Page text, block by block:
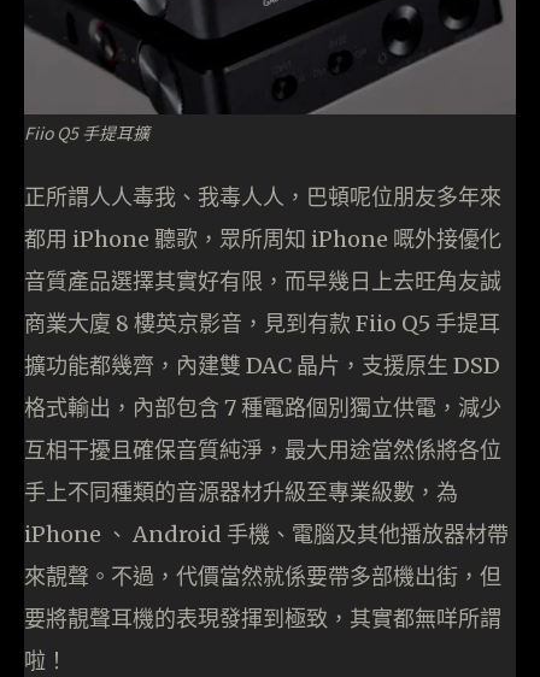
Fiio Q5 手提耳擴
正所謂人人毒我、我毒人人，巴頓呢位朋友多年來
都用 iPhone 聽歌，眾所周知 iPhone 嘅外接優化
音質產品選擇其實好有限，而早幾日上去旺角友誠
商業大廈 8 樓英京影音，見到有款 Fiio Q5 手提耳
擴功能都幾齊，內建雙 DAC 晶片，支援原生 DSD
格式輸出，內部包含 7 種電路個別獨立供電，減少
互相干擾且確保音質純淨，最大用途當然係將各位
手上不同種類的音源器材升級至專業級數，為
iPhone 、 Android 手機、電腦及其他播放器材帶
來靚聲。不過，代價當然就係要帶多部機出街，但
要將靚聲耳機的表現發揮到極致，其實都無咩所謂
啦！